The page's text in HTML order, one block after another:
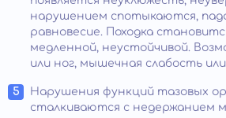
нарушением спотыкаются,
равновесие. Походка
медленной, неустойчивой.
или ног, мышечная слабость
Нарушения функций тазовых
сталкиваются с недержанием